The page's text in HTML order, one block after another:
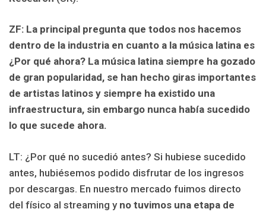
ZF: La principal pregunta que todos nos hacemos
dentro de la industria en cuanto a la música latina es
¿Por qué ahora? La música latina siempre ha gozado
de gran popularidad, se han hecho giras importantes
de artistas latinos y siempre ha existido una
infraestructura, sin embargo nunca había sucedido
lo que sucede ahora.
LT: ¿Por qué no sucedió antes? Si hubiese sucedido
antes, hubiésemos podido disfrutar de los ingresos
por descargas. En nuestro mercado fuimos directo
del físico al streaming y no tuvimos una etapa de